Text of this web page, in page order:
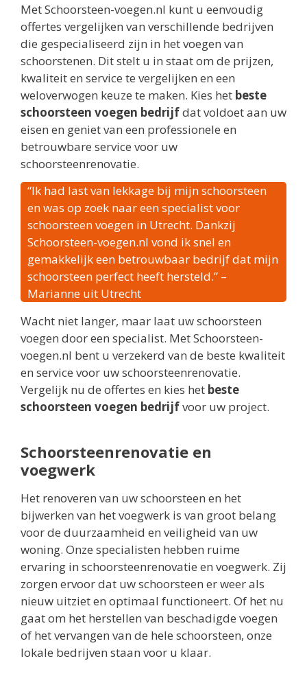
Met Schoorsteen-voegen.nl kunt u eenvoudig
offertes vergelijken van verschillende bedrijven
die gespecialiseerd zijn in het voegen van
schoorstenen. Dit stelt u in staat om de prijzen,
kwaliteit en service te vergelijken en een
weloverwogen keuze te maken. Kies het beste
schoorsteen voegen bedrijfdat voldoet aan uw
eisen en geniet van een professionele en
betrouwbare service voor uw
schoorsteenrenovatie.
“Ik had last van lekkage bij mijn schoorsteen
en was op zoek naar een specialist voor
schoorsteen voegen in Utrecht. Dankzij
Schoorsteen-voegen.nl vond ik snel en
gemakkelijk een betrouwbaar bedrijf dat mijn
schoorsteen perfect heeft hersteld.” –
Marianne uit Utrecht
Wacht niet langer, maar laat uw schoorsteen
voegen door een specialist. Met Schoorsteen-
voegen.nl bent u verzekerd van de beste kwaliteit
en service voor uw schoorsteenrenovatie.
Vergelijk nu de offertes en kies het beste
schoorsteen voegen bedrijfvoor uw project.
Schoorsteenrenovatie en
voegwerk
Het renoveren van uw schoorsteen en het
bijwerken van het voegwerk is van groot belang
voor de duurzaamheid en veiligheid van uw
woning. Onze specialisten hebben ruime
ervaring in schoorsteenrenovatie en voegwerk. Zij
zorgen ervoor dat uw schoorsteen er weer als
nieuw uitziet en optimaal functioneert. Of het nu
gaat om het herstellen van beschadigde voegen
of het vervangen van de hele schoorsteen, onze
lokale bedrijven staan voor u klaar.